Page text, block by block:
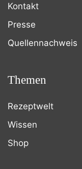
Kontakt
Presse
Quellennachweis
Themen
Rezeptwelt
Wissen
Shop